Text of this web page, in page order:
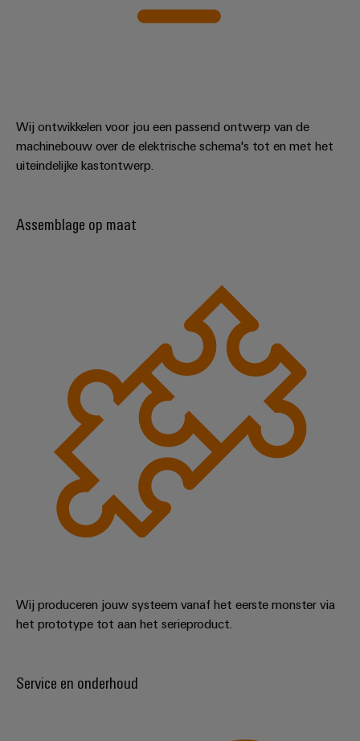
Wij ontwikkelen voor jou een passend ontwerp van de
machinebouw over de elektrische schema's tot en met het
uiteindelijke kastontwerp.
Assemblage op maat
Wij produceren jouw systeem vanaf het eerste monster via
het prototype tot aan het serieproduct.
Service en onderhoud